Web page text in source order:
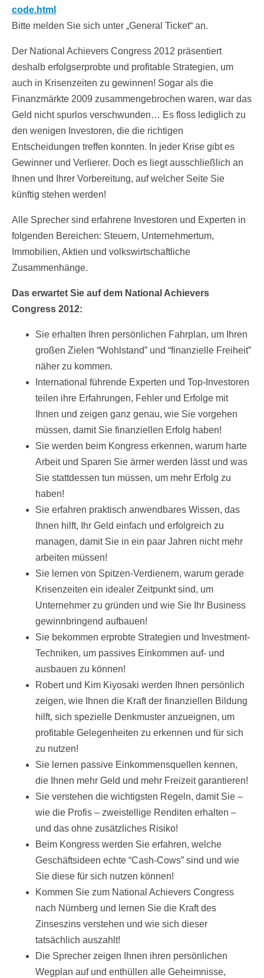
code.html
Bitte melden Sie sich unter „General Ticket“ an.
Der National Achievers Congress 2012 präsentiert
deshalb erfolgserprobte und profitable Strategien, um
auch in Krisenzeiten zu gewinnen! Sogar als die
Finanzmärkte 2009 zusammengebrochen waren, war das
Geld nicht spurlos verschwunden… Es floss lediglich zu
den wenigen Investoren, die die richtigen
Entscheidungen treffen konnten. In jeder Krise gibt es
Gewinner und Verlierer. Doch es liegt ausschließlich an
Ihnen und Ihrer Vorbereitung, auf welcher Seite Sie
künftig stehen werden!
Alle Sprecher sind erfahrene Investoren und Experten in
folgenden Bereichen: Steuern, Unternehmertum,
Immobilien, Aktien und volkswirtschaftliche
Zusammenhänge.
Das erwartet Sie auf dem National Achievers
Congress 2012:
Sie erhalten Ihren persönlichen Fahrplan, um Ihren
großen Zielen “Wohlstand” und “finanzielle Freiheit”
näher zu kommen.
International führende Experten und Top-Investoren
teilen ihre Erfahrungen, Fehler und Erfolge mit
Ihnen und zeigen ganz genau, wie Sie vorgehen
müssen, damit Sie finanziellen Erfolg haben!
Sie werden beim Kongress erkennen, warum harte
Arbeit und Sparen Sie ärmer werden lässt und was
Sie stattdessen tun müssen, um mehr Erfolg zu
haben!
Sie erfahren praktisch anwendbares Wissen, das
Ihnen hilft, Ihr Geld einfach und erfolgreich zu
managen, damit Sie in ein paar Jahren nicht mehr
arbeiten müssen!
Sie lernen von Spitzen-Verdienern, warum gerade
Krisenzeiten ein idealer Zeitpunkt sind, um
Unternehmer zu gründen und wie Sie Ihr Business
gewinnbringend aufbauen!
Sie bekommen erprobte Strategien und Investment-
Techniken, um passives Einkommen auf- und
ausbauen zu können!
Robert und Kim Kiyosaki werden Ihnen persönlich
zeigen, wie Ihnen die Kraft der finanziellen Bildung
hilft, sich spezielle Denkmuster anzueignen, um
profitable Gelegenheiten zu erkennen und für sich
zu nutzen!
Sie lernen passive Einkommensquellen kennen,
die Ihnen mehr Geld und mehr Freizeit garantieren!
Sie verstehen die wichtigsten Regeln, damit Sie –
wie die Profis – zweistellige Renditen erhalten –
und das ohne zusätzliches Risiko!
Beim Kongress werden Sie erfahren, welche
Geschäftsideen echte “Cash-Cows” sind und wie
Sie diese für sich nutzen können!
Kommen Sie zum National Achievers Congress
nach Nürnberg und lernen Sie die Kraft des
Zinseszins verstehen und wie sich dieser
tatsächlich auszahlt!
Die Sprecher zeigen Ihnen ihren persönlichen
Wegplan auf und enthüllen alle Geheimnisse,